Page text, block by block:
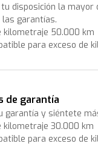
disposición la mayor
las garantías.
kilometraje 50.000 km
para exceso de
de garantía
garantía y siéntete
kilometraje 30.000 km
para exceso de